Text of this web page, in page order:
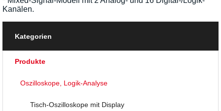
Kanälen.
Kategorien
Produkte
Oszilloskope, Logik-Analyse
Tisch-Oszilloskope mit Display